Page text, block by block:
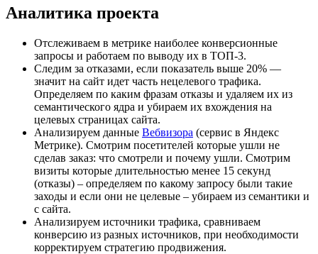
Аналитика проекта
Отслеживаем в метрике наиболее конверсионные
запросы и работаем по выводу их в ТОП-3.
Следим за отказами, если показатель выше 20% —
значит на сайт идет часть нецелевого трафика.
Определяем по каким фразам отказы и удаляем их из
семантического ядра и убираем их вхождения на
целевых страницах сайта.
Анализируем данные Вебвизора (сервис в Яндекс
Метрике). Смотрим посетителей которые ушли не
сделав заказ: что смотрели и почему ушли. Смотрим
визиты которые длительностью менее 15 секунд
(отказы) – определяем по какому запросу были такие
заходы и если они не целевые – убираем из семантики и
с сайта.
Анализируем источники трафика, сравниваем
конверсию из разных источников, при необходимости
корректируем стратегию продвижения.